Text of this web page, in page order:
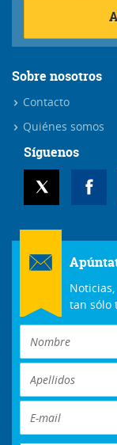
Sobre nosotros
Contacto
Quiénes somos
Síguenos
tan sólo